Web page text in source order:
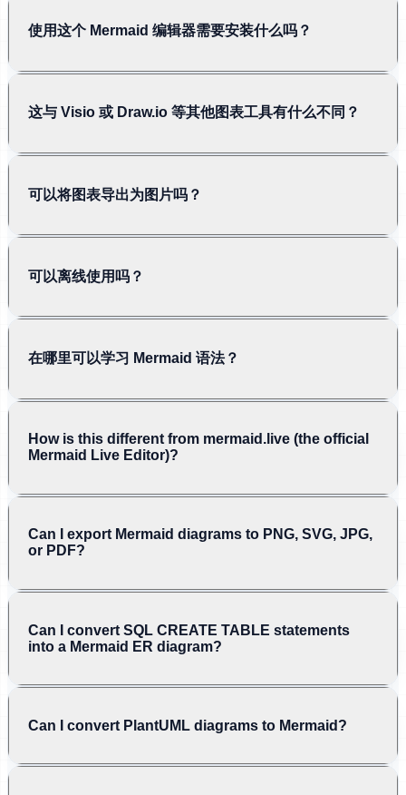
使用这个 Mermaid 编辑器需要安装什么吗？
这与 Visio 或 Draw.io 等其他图表工具有什么不同？
可以将图表导出为图片吗？
可以离线使用吗？
在哪里可以学习 Mermaid 语法？
How is this different from mermaid.live (the official
Mermaid Live Editor)?
Can I export Mermaid diagrams to PNG, SVG, JPG,
or PDF?
Can I convert SQL CREATE TABLE statements
into a Mermaid ER diagram?
Can I convert PlantUML diagrams to Mermaid?